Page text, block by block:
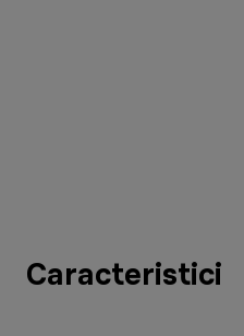
Caracteristici